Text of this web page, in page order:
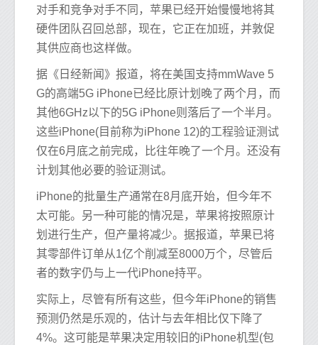
对手和竞争对手不同，苹果已经开始慢慢地将其
硬件团队召回总部，现在，它正在加班，并敦促
其供应商也这样做。
据《日经新闻》报道，将在美国支持mmWave 5
G的高端5G iPhone已经比原计划晚了两个月，而
其他6GHz以下的5G iPhone则落后了一个半月。
这些iPhone(目前称为iPhone 12)的工程验证测试
仅在6月底之前完成，比往年晚了一个月。还没有
计划其他必要的验证测试。
iPhone的批量生产通常在8月底开始，但今年不
太可能。另一种可能的情况是，苹果将按照原计
划进行生产，但产量将减少。据报道，苹果已将
其零部件订单从1亿个削减至8000万个，尽管后
者的数字仍与上一代iPhone持平。
实际上，尽管有所有这些，但今年iPhone的销售
预测仍然是乐观的，估计与去年相比仅下降了
4%。这可能是苹果决定用较旧的iPhone机型(包